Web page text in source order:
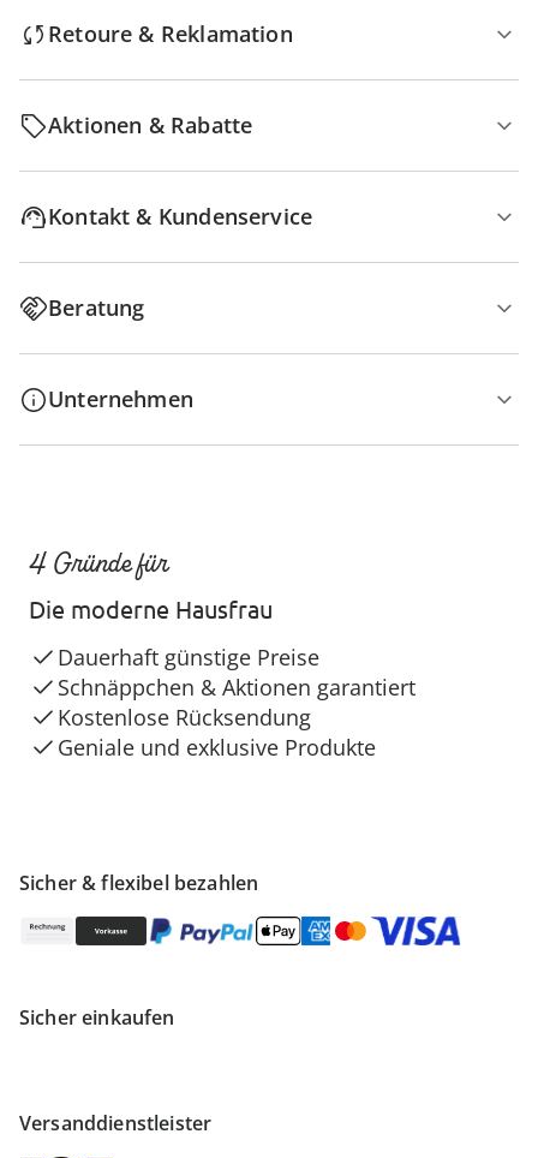
Retoure & Reklamation
Aktionen & Rabatte
Kontakt & Kundenservice
Beratung
Unternehmen
Sicher & flexibel bezahlen
Sicher einkaufen
Versanddienstleister
4 Gründe für
Die moderne Hausfrau
Dauerhaft günstige Preise
Schnäppchen & Aktionen garantiert
Kostenlose Rücksendung
Geniale und exklusive Produkte